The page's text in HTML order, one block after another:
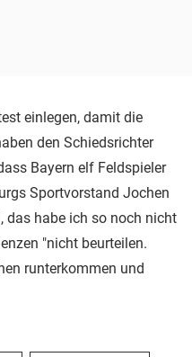
einlegen, damit die
den Schiedsrichter
Bayern elf Feldspieler
Sportvorstand Jochen
das habe ich so noch nicht
"nicht beurteilen.
runterkommen und